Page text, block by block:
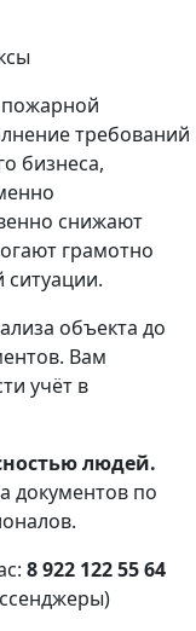
пожарной
требований
бизнеса,
снижают
грамотно
ситуации.
объекта до
Вам
учёт в
людей.
документов по
8 922 122 55 64